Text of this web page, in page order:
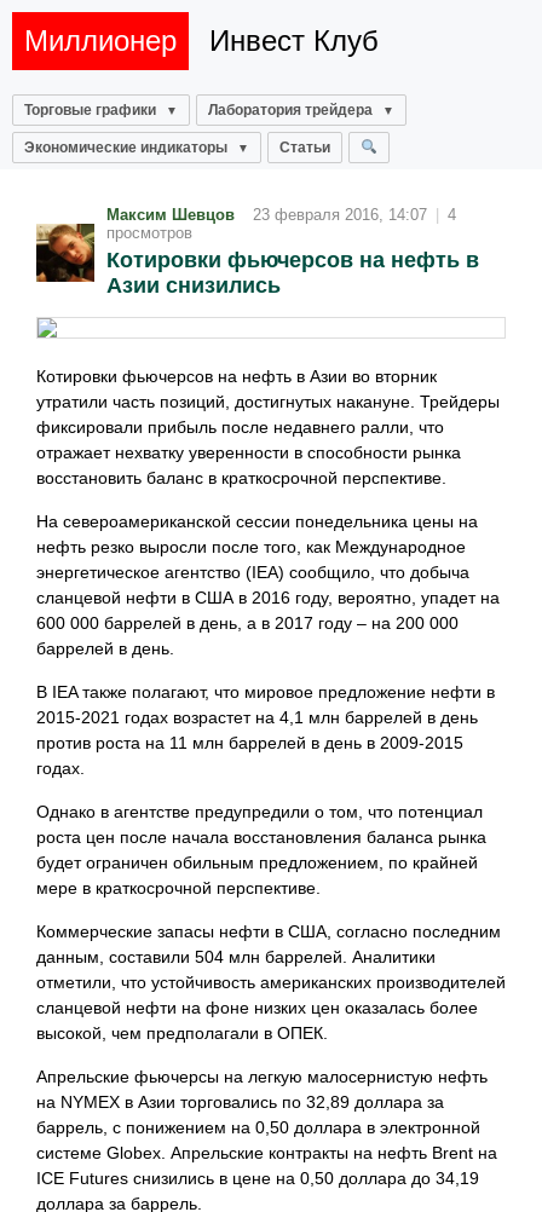
Миллионер Инвест Клуб
Торговые графики Лаборатория трейдера
Экономические индикаторы Статьи
Максим Шевцов 23 февраля 2016, 14:07
4
просмотров
Котировки фьючерсов на нефть в
Азии снизились
Котировки фьючерсов на нефть в Азии во вторник
утратили часть позиций, достигнутых накануне. Трейдеры
фиксировали прибыль после недавнего ралли, что
отражает нехватку уверенности в способности рынка
восстановить баланс в краткосрочной перспективе.
На североамериканской сессии понедельника цены на
нефть резко выросли после того, как Международное
энергетическое агентство (IEA) сообщило, что добыча
сланцевой нефти в США в 2016 году, вероятно, упадет на
600 000 баррелей в день, а в 2017 году – на 200 000
баррелей в день.
В IEA также полагают, что мировое предложение нефти в
2015-2021 годах возрастет на 4,1 млн баррелей в день
против роста на 11 млн баррелей в день в 2009-2015
годах.
Однако в агентстве предупредили о том, что потенциал
роста цен после начала восстановления баланса рынка
будет ограничен обильным предложением, по крайней
мере в краткосрочной перспективе.
Коммерческие запасы нефти в США, согласно последним
данным, составили 504 млн баррелей. Аналитики
отметили, что устойчивость американских производителей
сланцевой нефти на фоне низких цен оказалась более
высокой, чем предполагали в ОПЕК.
Апрельские фьючерсы на легкую малосернистую нефть
на NYMEX в Азии торговались по 32,89 доллара за
баррель, с понижением на 0,50 доллара в электронной
системе Globex. Апрельские контракты на нефть Brent на
ICE Futures снизились в цене на 0,50 доллара до 34,19
доллара за баррель.